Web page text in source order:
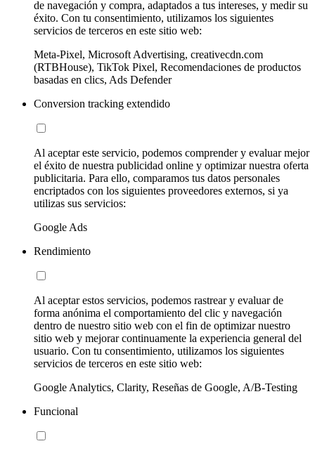
de navegación y compra, adaptados a tus intereses, y medir su
éxito. Con tu consentimiento, utilizamos los siguientes
servicios de terceros en este sitio web:
Meta-Pixel, Microsoft Advertising, creativecdn.com
(RTBHouse), TikTok Pixel, Recomendaciones de productos
basadas en clics, Ads Defender
Conversion tracking extendido
Al aceptar este servicio, podemos comprender y evaluar mejor
el éxito de nuestra publicidad online y optimizar nuestra oferta
publicitaria. Para ello, comparamos tus datos personales
encriptados con los siguientes proveedores externos, si ya
utilizas sus servicios:
Google Ads
Rendimiento
Al aceptar estos servicios, podemos rastrear y evaluar de
forma anónima el comportamiento del clic y navegación
dentro de nuestro sitio web con el fin de optimizar nuestro
sitio web y mejorar continuamente la experiencia general del
usuario. Con tu consentimiento, utilizamos los siguientes
servicios de terceros en este sitio web:
Google Analytics, Clarity, Reseñas de Google, A/B-Testing
Funcional